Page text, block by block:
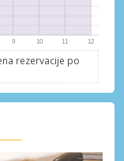
rezervacije po